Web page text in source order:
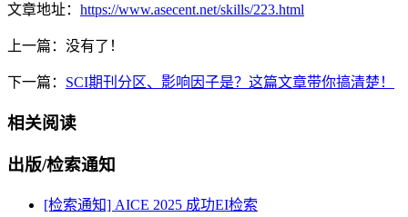
文章地址： https://www.asecent.net/skills/223.html
上一篇：没有了！
下一篇： SCI期刊分区、影响因子是？这篇文章带你搞清楚！
相关阅读
出版/检索通知
[检索通知] AICE 2025 成功EI检索